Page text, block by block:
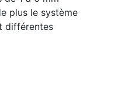
plus le système
différentes